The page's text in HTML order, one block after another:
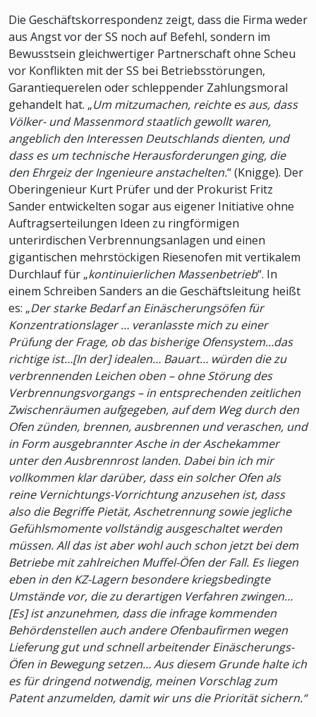
Die Geschäftskorrespondenz zeigt, dass die Firma weder
aus Angst vor der SS noch auf Befehl, sondern im
Bewusstsein gleichwertiger Partnerschaft ohne Scheu
vor Konflikten mit der SS bei Betriebsstörungen,
Garantiequerelen oder schleppender Zahlungsmoral
gehandelt hat. „Um mitzumachen, reichte es aus, dass
Völker- und Massenmord staatlich gewollt waren,
angeblich den Interessen Deutschlands dienten, und
dass es um technische Herausforderungen ging, die
den Ehrgeiz der Ingenieure anstachelten.“ (Knigge). Der
Oberingenieur Kurt Prüfer und der Prokurist Fritz
Sander entwickelten sogar aus eigener Initiative ohne
Auftragserteilungen Ideen zu ringförmigen
unterirdischen Verbrennungsanlagen und einen
gigantischen mehrstöckigen Riesenofen mit vertikalem
Durchlauf für „kontinuierlichen Massenbetrieb“. In
einem Schreiben Sanders an die Geschäftsleitung heißt
es: „Der starke Bedarf an Einäscherungsöfen für
Konzentrationslager … veranlasste mich zu einer
Prüfung der Frage, ob das bisherige Ofensystem…das
richtige ist…[In der] idealen… Bauart… würden die zu
verbrennenden Leichen oben – ohne Störung des
Verbrennungsvorgangs – in entsprechenden zeitlichen
Zwischenräumen aufgegeben, auf dem Weg durch den
Ofen zünden, brennen, ausbrennen und veraschen, und
in Form ausgebrannter Asche in der Aschekammer
unter den Ausbrennrost landen. Dabei bin ich mir
vollkommen klar darüber, dass ein solcher Ofen als
reine Vernichtungs-Vorrichtung anzusehen ist, dass
also die Begriffe Pietät, Aschetrennung sowie jegliche
Gefühlsmomente vollständig ausgeschaltet werden
müssen. All das ist aber wohl auch schon jetzt bei dem
Betriebe mit zahlreichen Muffel-Öfen der Fall. Es liegen
eben in den KZ-Lagern besondere kriegsbedingte
Umstände vor, die zu derartigen Verfahren zwingen…
[Es] ist anzunehmen, dass die infrage kommenden
Behördenstellen auch andere Ofenbaufirmen wegen
Lieferung gut und schnell arbeitender Einäscherungs-
Öfen in Bewegung setzen… Aus diesem Grunde halte ich
es für dringend notwendig, meinen Vorschlag zum
Patent anzumelden, damit wir uns die Priorität sichern.“